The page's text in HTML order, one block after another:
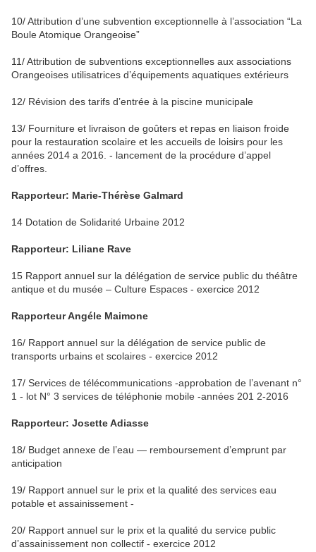
10/ Attribution d’une subvention exceptionnelle à l’association “La
Boule Atomique Orangeoise”
11/ Attribution de subventions exceptionnelles aux associations
Orangeoises utilisatrices d’équipements aquatiques extérieurs
12/ Révision des tarifs d’entrée à la piscine municipale
13/ Fourniture et livraison de goûters et repas en liaison froide
pour la restauration scolaire et les accueils de loisirs pour les
années 2014 a 2016. - lancement de la procédure d’appel
d’offres.
Rapporteur: Marie-Thérèse Galmard
14 Dotation de Solidarité Urbaine 2012
Rapporteur: Liliane Rave
15 Rapport annuel sur la délégation de service public du théâtre
antique et du musée – Culture Espaces - exercice 2012
Rapporteur Angéle Maimone
16/ Rapport annuel sur la délégation de service public de
transports urbains et scolaires - exercice 2012
17/ Services de télécommunications -approbation de l’avenant n°
1 - lot N° 3 services de téléphonie mobile -années 201 2-2016
Rapporteur: Josette Adiasse
18/ Budget annexe de l’eau — remboursement d’emprunt par
anticipation
19/ Rapport annuel sur le prix et la qualité des services eau
potable et assainissement -
20/ Rapport annuel sur le prix et la qualité du service public
d’assainissement non collectif - exercice 2012